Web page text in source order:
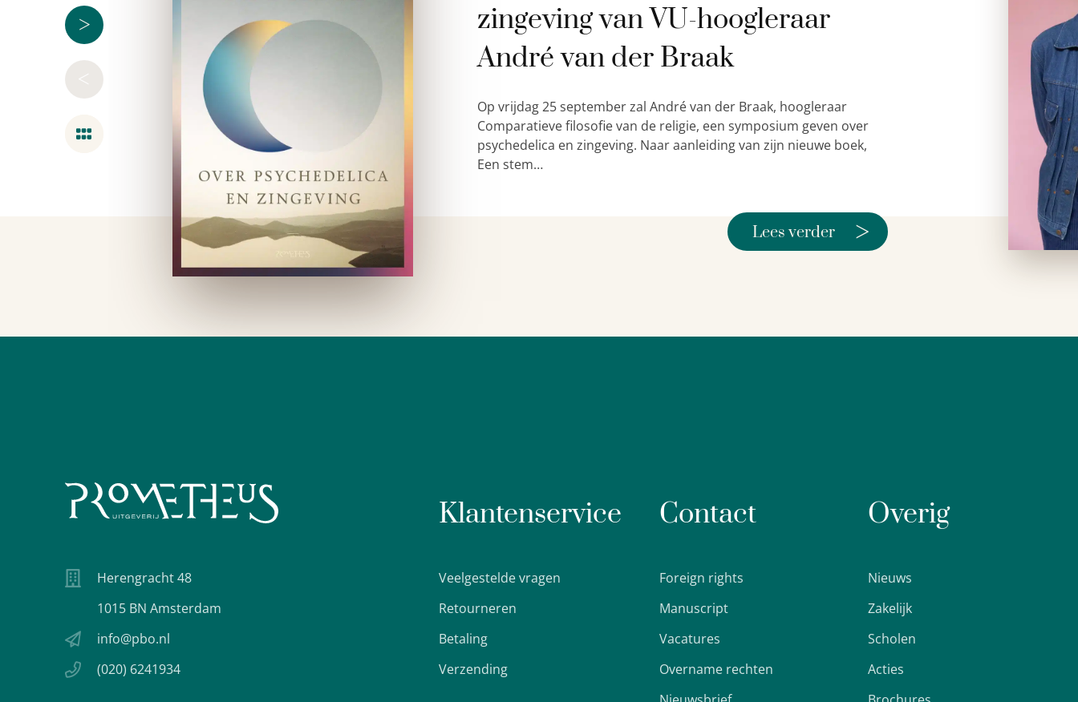
>
<
zingeving van VU-hoogleraar
André van der Braak
Op vrijdag 25 september zal André van der Braak, hoogleraar
Comparatieve filosofie van de religie, een symposium geven over
psychedelica en zingeving. Naar aanleiding van zijn nieuwe boek,
Een stem…
Lees verder >
Herengracht 48
1015 BN Amsterdam
info@pbo.nl
(020) 6241934
Klantenservice
Veelgestelde vragen
Retourneren
Betaling
Verzending
Contact
Foreign rights
Manuscript
Vacatures
Overname rechten
Overig
Nieuws
Zakelijk
Scholen
Acties